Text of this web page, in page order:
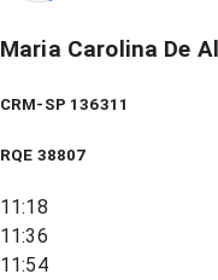
Maria Carolina De
CRM-SP 136311
RQE 38807
11:18
11:36
11:54